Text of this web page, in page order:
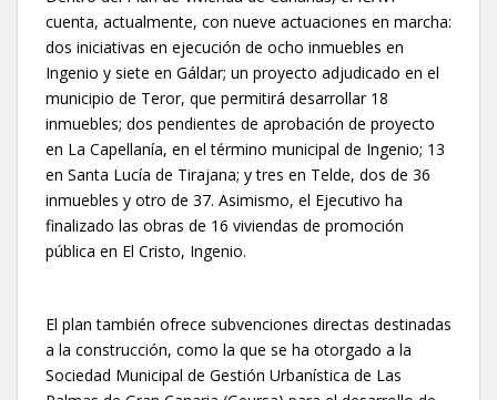
cuenta, actualmente, con nueve actuaciones en marcha:
dos iniciativas en ejecución de ocho inmuebles en
Ingenio y siete en Gáldar; un proyecto adjudicado en el
municipio de Teror, que permitirá desarrollar 18
inmuebles; dos pendientes de aprobación de proyecto
en La Capellanía, en el término municipal de Ingenio; 13
en Santa Lucía de Tirajana; y tres en Telde, dos de 36
inmuebles y otro de 37. Asimismo, el Ejecutivo ha
finalizado las obras de 16 viviendas de promoción
pública en El Cristo, Ingenio.
El plan también ofrece subvenciones directas destinadas
a la construcción, como la que se ha otorgado a la
Sociedad Municipal de Gestión Urbanística de Las